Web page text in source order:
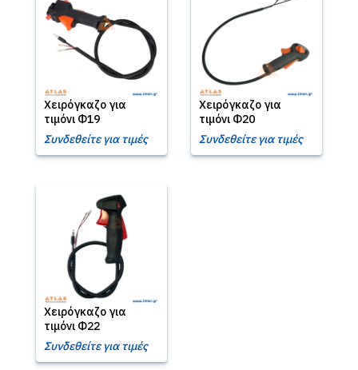
Χειρόγκαζο για
τιμόνι Φ19
Συνδεθείτε για τιμές
Χειρόγκαζο για
τιμόνι Φ20
Συνδεθείτε για τιμές
Χειρόγκαζο για
τιμόνι Φ22
Συνδεθείτε για τιμές